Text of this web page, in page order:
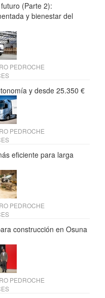
(Parte 2):
y bienestar del
PEDROCHE
y desde 25.350 €
PEDROCHE
eficiente para larga
PEDROCHE
construcción en Osuna
PEDROCHE